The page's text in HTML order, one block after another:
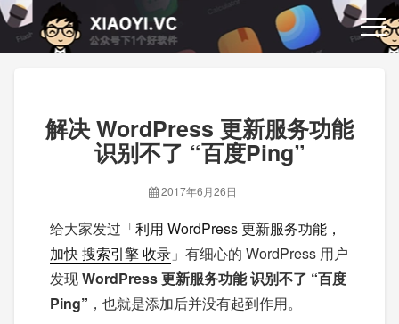
解决 WordPress 更新服务功能
识别不了 “百度Ping”
2017年6月26日
给大家发过「利用 WordPress 更新服务功能，
加快 搜索引擎 收录 」有细心的 WordPress 用户
发现WordPress 更新服务功能 识别不了 “百度
Ping” ，也就是添加后并没有起到作用。